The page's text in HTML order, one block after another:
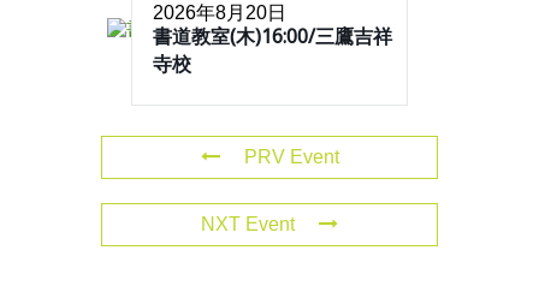
2026年8月20日
書道教室(木)16:00/三鷹吉祥
寺校
PRV Event
NXT Event